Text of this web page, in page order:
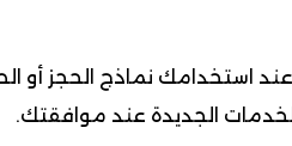
استخدامك نماذج الحجز أو
الجديدة عند موافقتك.